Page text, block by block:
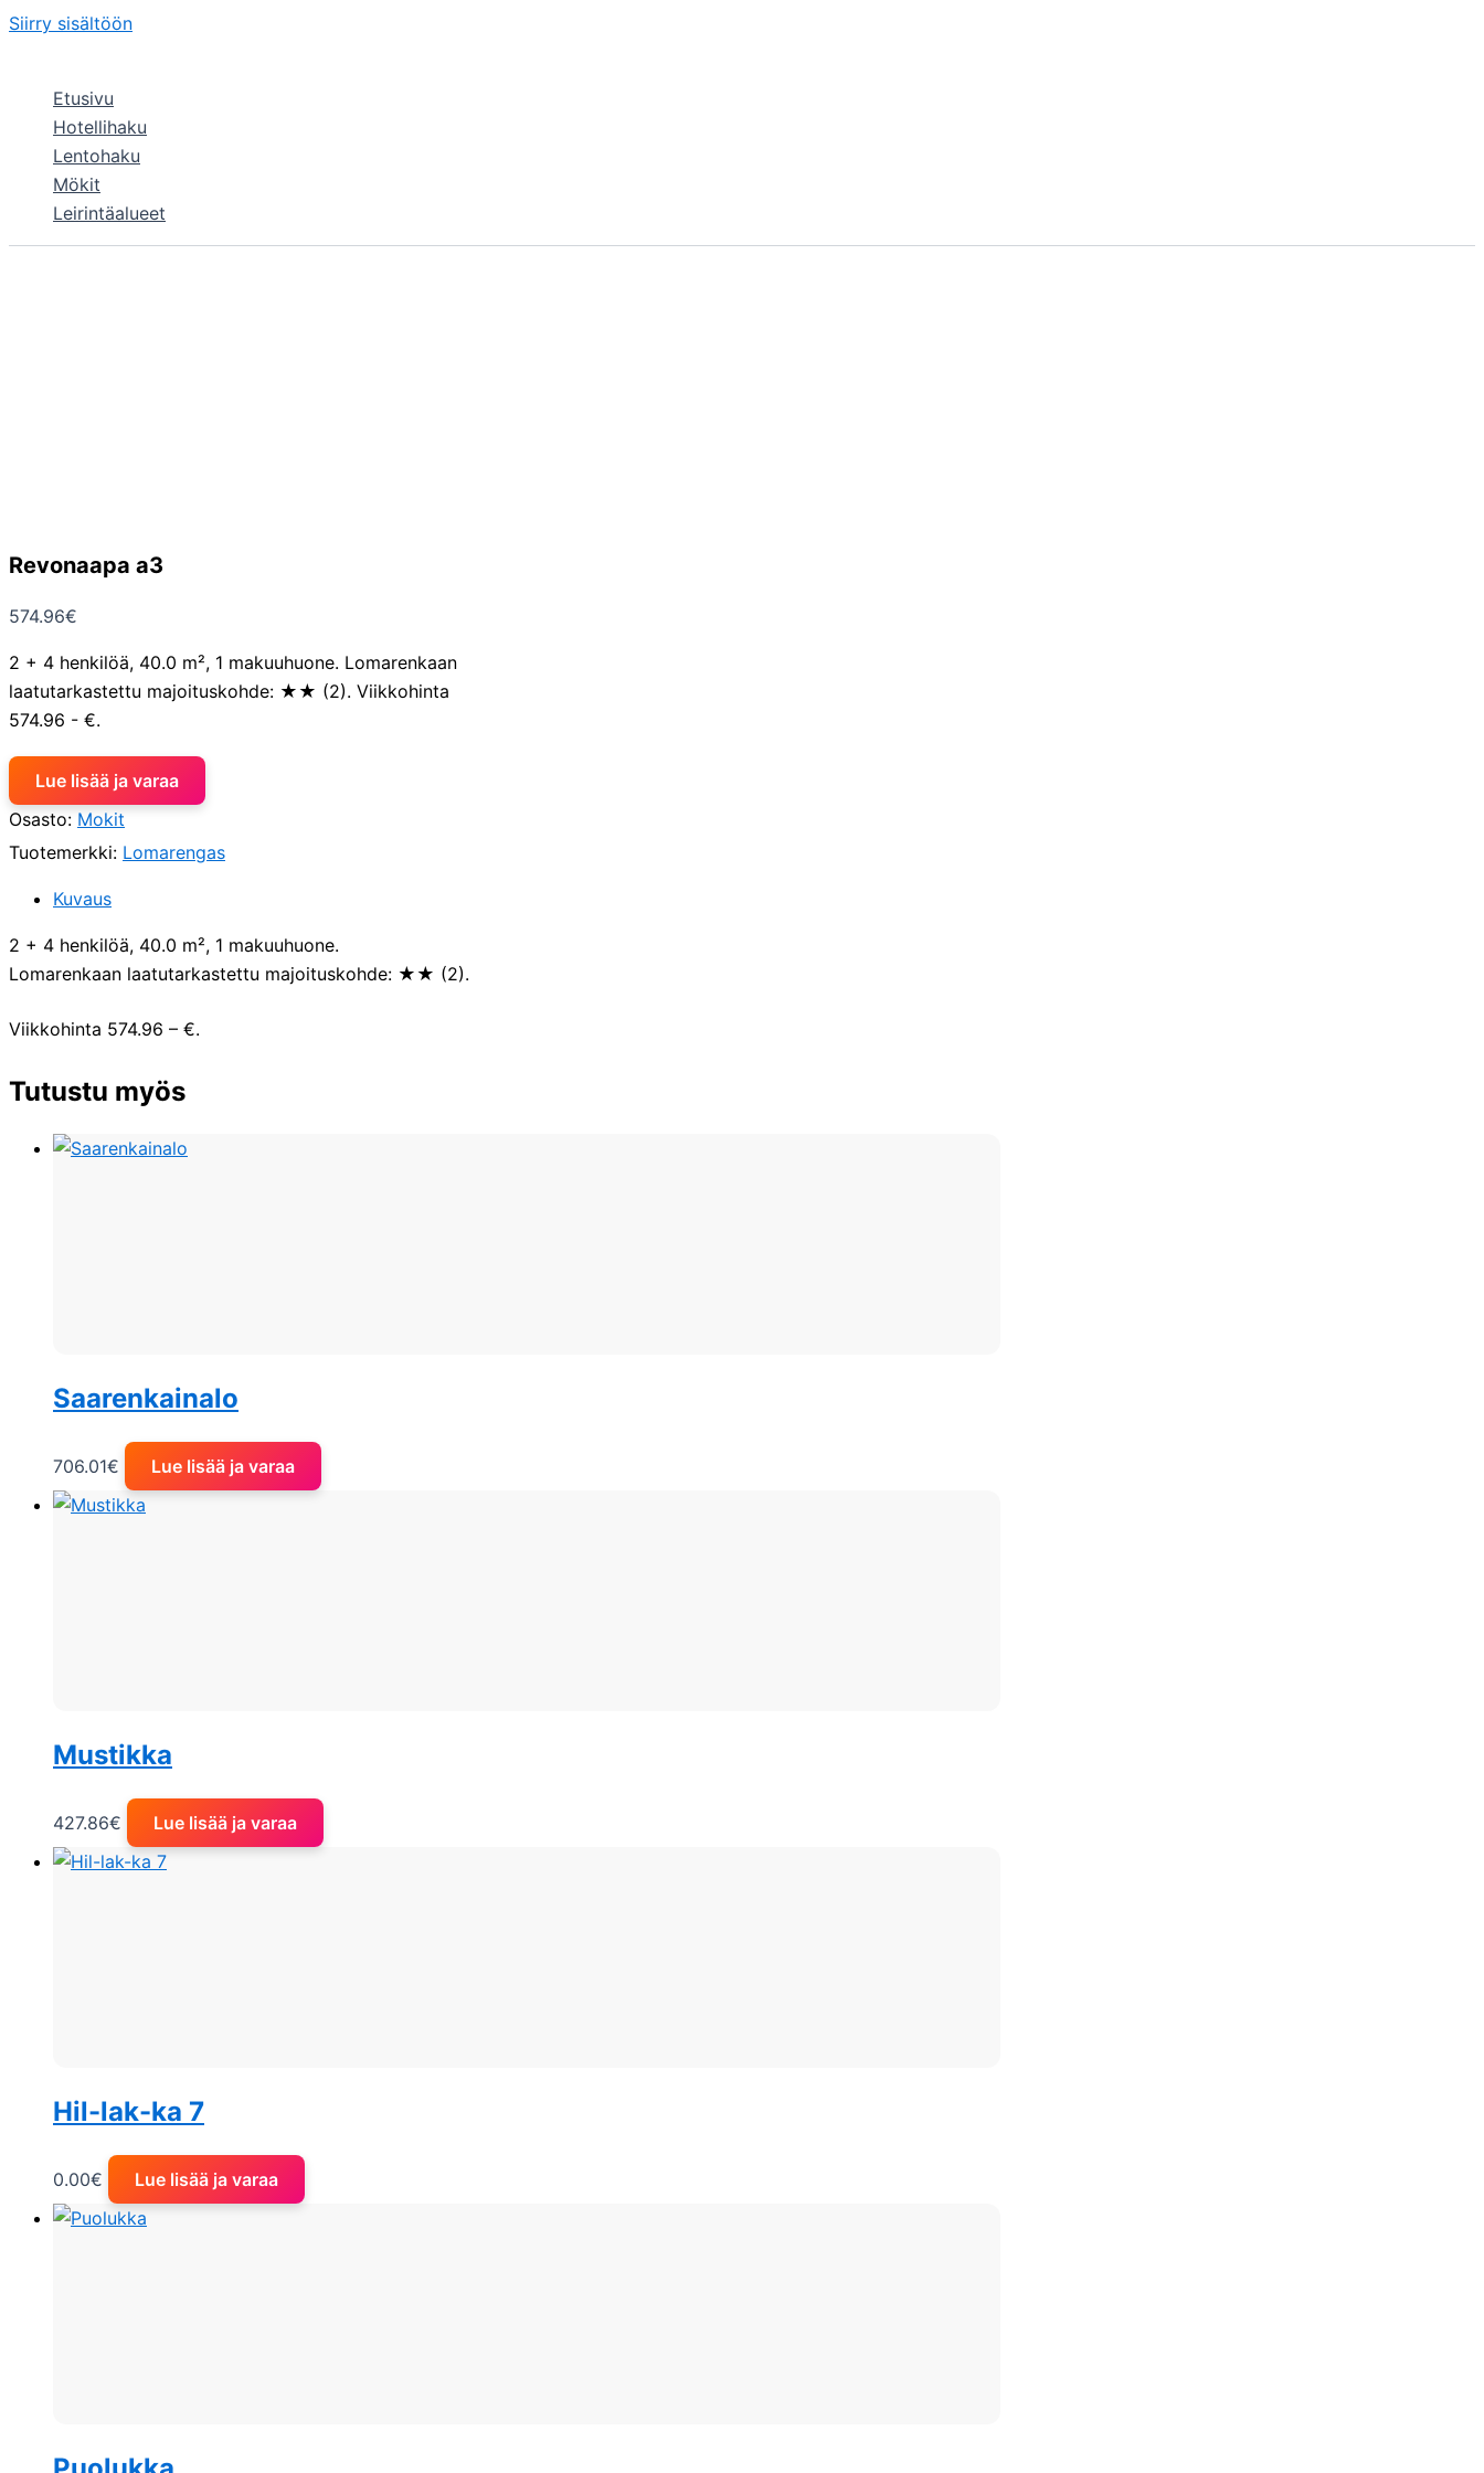
Siirry sisältöön
Etusivu
Hotellihaku
Lentohaku
Mökit
Leirintäalueet
Revonaapa a3
574.96€
2 + 4 henkilöä, 40.0 m², 1 makuuhuone. Lomarenkaan
laatutarkastettu majoituskohde: ★★ (2). Viikkohinta
574.96 - €.
Lue lisää ja varaa
Osasto: Mokit
Tuotemerkki: Lomarengas
Kuvaus
2 + 4 henkilöä, 40.0 m², 1 makuuhuone.
Lomarenkaan laatutarkastettu majoituskohde: ★★ (2).
Viikkohinta 574.96 – €.
Tutustu myös
Saarenkainalo
706.01€ Lue lisää ja varaa
Mustikka
427.86€ Lue lisää ja varaa
Hil-lak-ka 7
0.00€ Lue lisää ja varaa